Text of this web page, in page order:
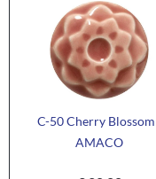
C-50 Cherry
AMACO